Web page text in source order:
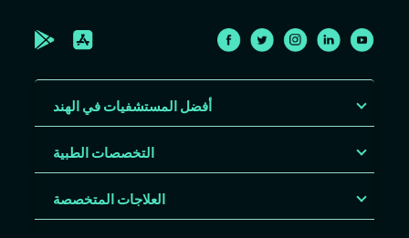
أفضل المستشفيات في الهند
التخصصات الطبية
العلاجات المتخصصة